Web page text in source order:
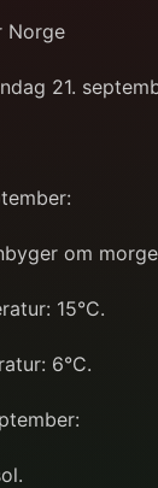
Norge
21.
om
15°C.
6°C.